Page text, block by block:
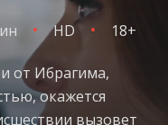
HD 18+
от Ибрагима,
окажется
вызовет